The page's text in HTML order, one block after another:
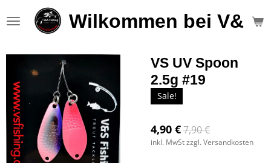
Hauptinhalt
Wilkommen bei V&S
VS UV Spoon
2.5g #19
Sale!
4,90 €7,90 €
inkl. MwSt zzgl. Versandkosten